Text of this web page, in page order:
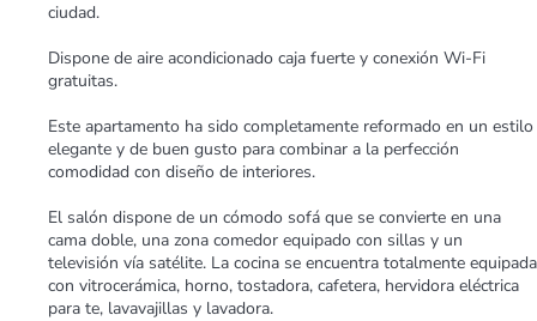
ciudad.
Dispone de aire acondicionado caja fuerte y conexión Wi-Fi
gratuitas.
Este apartamento ha sido completamente reformado en un estilo
elegante y de buen gusto para combinar a la perfección
comodidad con diseño de interiores.
El salón dispone de un cómodo sofá que se convierte en una
cama doble, una zona comedor equipado con sillas y un
televisión vía satélite. La cocina se encuentra totalmente equipada
con vitrocerámica, horno, tostadora, cafetera, hervidora eléctrica
para te, lavavajillas y lavadora.